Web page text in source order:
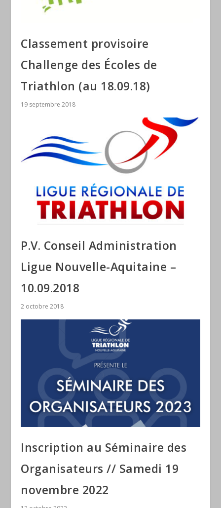
Classement provisoire
Challenge des Écoles de
Triathlon (au 18.09.18)
19 septembre 2018
P.V. Conseil Administration
Ligue Nouvelle-Aquitaine –
10.09.2018
2 octobre 2018
Inscription au Séminaire des
Organisateurs // Samedi 19
novembre 2022